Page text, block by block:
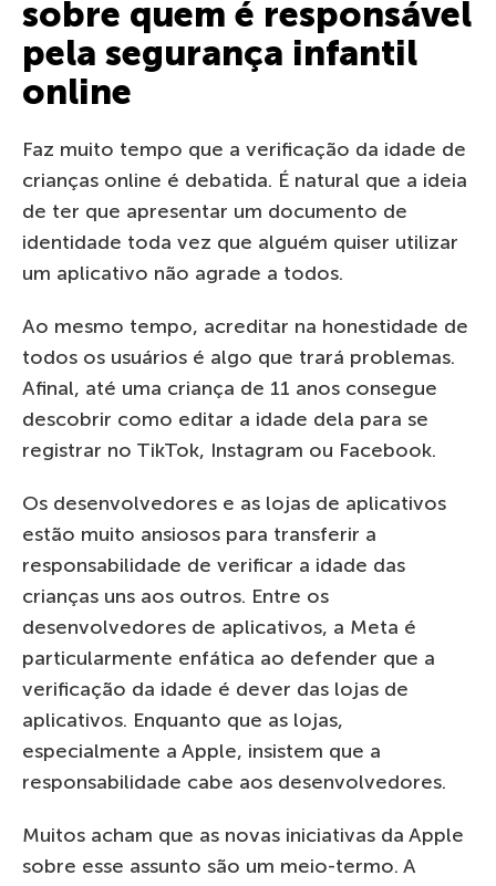
sobre quem é responsável
pela segurança infantil
online
Faz muito tempo que a verificação da idade de
crianças online é debatida. É natural que a ideia
de ter que apresentar um documento de
identidade toda vez que alguém quiser utilizar
um aplicativo não agrade a todos.
Ao mesmo tempo, acreditar na honestidade de
todos os usuários é algo que trará problemas.
Afinal, até uma criança de 11 anos consegue
descobrir como editar a idade dela para se
registrar no TikTok, Instagram ou Facebook.
Os desenvolvedores e as lojas de aplicativos
estão muito ansiosos para transferir a
responsabilidade de verificar a idade das
crianças uns aos outros. Entre os
desenvolvedores de aplicativos, a Meta é
particularmente enfática ao defender que a
verificação da idade é dever das lojas de
aplicativos. Enquanto que as lojas,
especialmente a Apple, insistem que a
responsabilidade cabe aos desenvolvedores.
Muitos acham que as novas iniciativas da Apple
sobre esse assunto são um meio-termo. A